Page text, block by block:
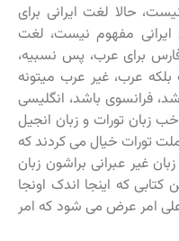
حالا لغت ایرانی برای
مفهوم نیست، لغت
برای عرب، پس نسبیه،
عرب، غیر عرب میتونه
فرانسوی باشد، انگلیسی
خب زبان تورات و زبان انجیل
تورات خیال می کردند که
غیر عبرانی براشون زبان
کتابی که اینجا اندک اونجا
امر عرض می شود که امر